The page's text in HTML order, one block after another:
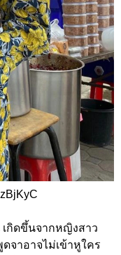
กิดขึ้นจากหญิงสาว
จาอาจไม่เข้าหูใคร